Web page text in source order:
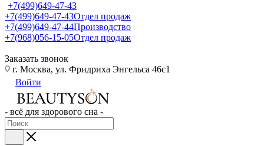
+7(499)649-47-43
+7(499)649-47-43Отдел продаж
+7(499)649-47-44Производство
+7(968)056-15-05Отдел продаж
Заказать звонок
г. Москва, ул. Фридриха Энгельса 46с1
Войти
- всё для здорового сна -